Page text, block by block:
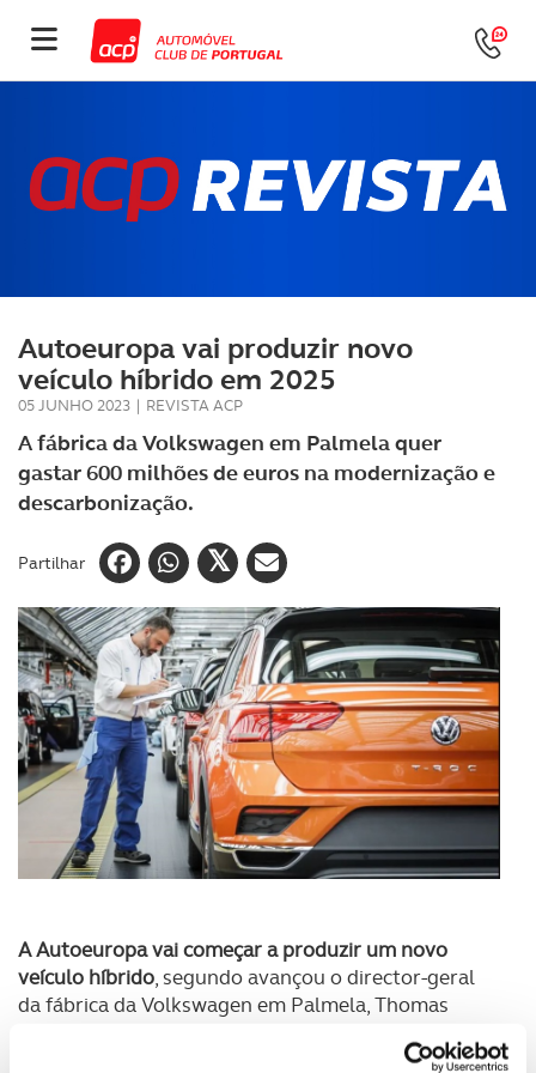
Autoeuropa vai produzir novo
veículo híbrido em 2025
05 JUNHO 2023 | REVISTA ACP
A fábrica da Volkswagen em Palmela quer
gastar 600 milhões de euros na modernização e
descarbonização.
Partilhar
A Autoeuropa vai começar a produzir um novo
veículo híbrido, segundo avançou o director-geral
da fábrica da Volkswagen em Palmela, Thomas
“O nosso plano para o futuro inclui um veículo